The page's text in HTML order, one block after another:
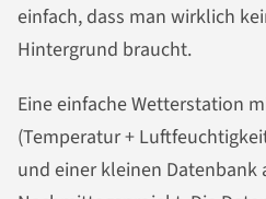
einfach, dass man wirklich
Hintergrund braucht.
Eine einfache Wetterstation
(Temperatur +
und einer kleinen Datenbank